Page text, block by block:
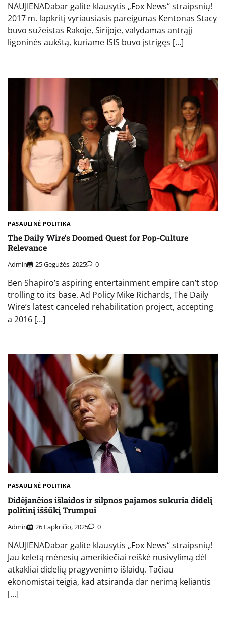
NAUJIENADabar galite klausytis „Fox News“ straipsnių!
2017 m. lapkritį vyriausiasis pareigūnas Kentonas Stacy
buvo sužeistas Rakoje, Sirijoje, valydamas antrąjį
ligoninės aukštą, kuriame ISIS buvo įstrigęs […]
PASAULINĖ POLITIKA
The Daily Wire’s Doomed Quest for Pop-Culture
Relevance
Admin 25 Gegužės, 2025 0
Ben Shapiro’s aspiring entertainment empire can’t stop
trolling to its base. Ad Policy Mike Richards, The Daily
Wire’s latest canceled rehabilitation project, accepting
a 2016 […]
PASAULINĖ POLITIKA
Didėjančios išlaidos ir silpnos pajamos sukuria didelį
politinį iššūkį Trumpui
Admin 26 Lapkričio, 2025 0
NAUJIENADabar galite klausytis „Fox News“ straipsnių!
Jau keletą mėnesių amerikiečiai reiškė nusivylimą dėl
atkakliai didelių pragyvenimo išlaidų. Tačiau
ekonomistai teigia, kad atsiranda dar nerimą keliantis
[…]